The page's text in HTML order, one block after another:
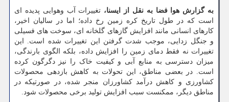
به گزارش هوا فضا به نقل از ایسنا، تغییرات آب وهوایی پدیده ای
است که در طول تاریخ کره زمین رخ داده؛ اما در سالیان اخیر،
کارهای انسانی مانند افزایش گازهای گلخانه ای، سوخت های فسیلی
و جنگل زدایی، موجب شدت گرفتن این تغییرات شده است. این
تغییرات نه فقط دمای زمین را افزایش داده، بلکه الگوی بارندگی،
میزان دسترسی به منابع آبی و کیفیت خاک را نیز دگرگون کرده
است. در بعضی مناطق، این تحولات به کاهش بازدهی محصولات
کشاورزی و کاهش درآمد کشاورزان منجر شده، در صورتیکه در
مناطق دیگر، ممکنست سبب افزایش تولید برخی محصولات شود.